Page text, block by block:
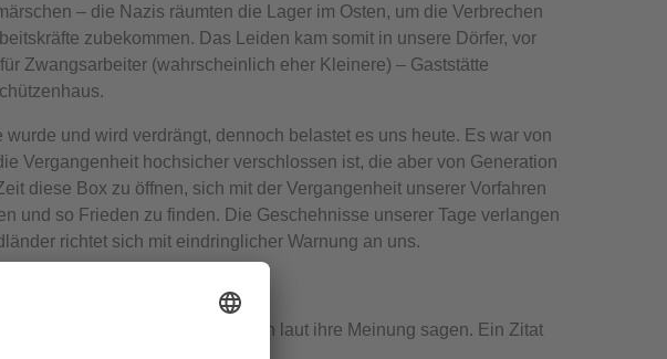
– die Nazis räumten die Lager im Osten, um die Verbrechen
zubekommen. Das Leiden kam somit in unsere Dörfer, vor
Zwangsarbeiter (wahrscheinlich eher Kleinere) – Gaststätte
und wird verdrängt, dennoch belastet es uns heute. Es war von
Vergangenheit hochsicher verschlossen ist, die aber von Generation
diese Box zu öffnen, sich mit der Vergangenheit unserer Vorfahren
und so Frieden zu finden. Die Geschehnisse unserer Tage verlangen
richtet sich mit eindringlicher Warnung an uns.
noch viel mehr Menschen sollten laut ihre Meinung sagen. Ein Zitat